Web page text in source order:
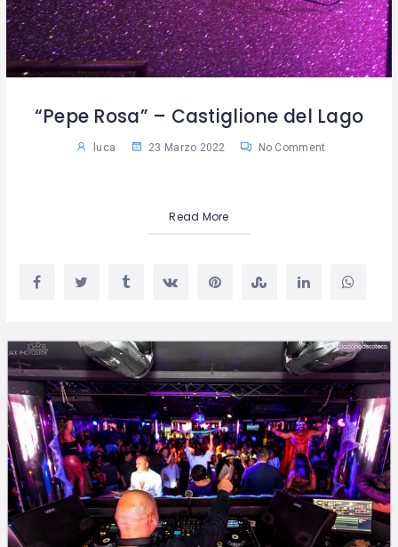
“Pepe Rosa” – Castiglione del Lago
luca 23 Marzo 2022 No Comment
Read More